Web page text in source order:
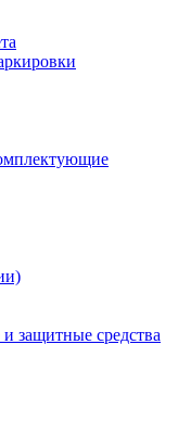
защитные средства